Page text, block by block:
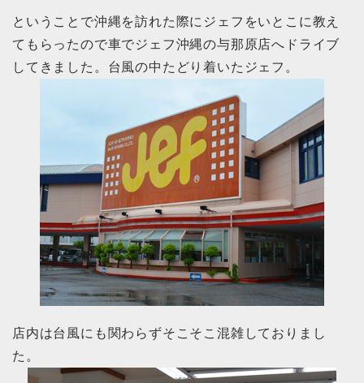
ということで沖縄を訪れた際にジェフをいとこに教え
てもらったので車でジェフ沖縄の与那原店へドライブ
してきました。台風の中たどり着いたジェフ。
店内は台風にも関わらずそこそこ混雑しておりまし
た。